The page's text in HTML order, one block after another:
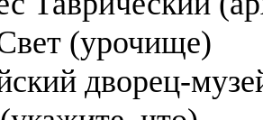
(урочище)
дворец-